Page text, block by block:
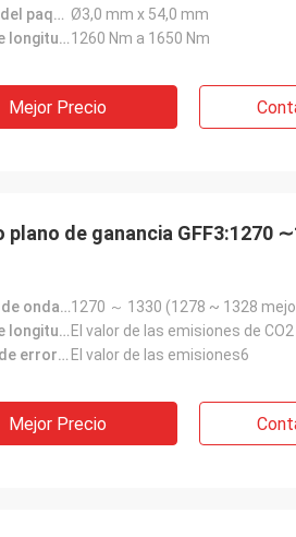
Tamaño del paquete: Ø3,0 mm x 54,0 mm
Rango de longitud de onda:1260 Nm a 1650 Nm
Mejor Precio
de ganancia GFF3:1270
longitud de onda del centro (λc):1270 ～ 1330 (1278 ~ 1328
Rango de longitud de onda de funcionamiento: El valor de las emisiones de CO2
Pérdida de error pico a pico (DB): El valor de las emisiones6
Mejor Precio